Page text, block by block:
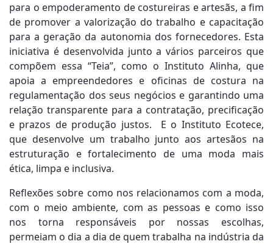
para o empoderamento de costureiras e artesãs, a fim
de promover a valorização do trabalho e capacitação
para a geração da autonomia dos fornecedores. Esta
iniciativa é desenvolvida junto a vários parceiros que
compõem essa “Teia”, como o Instituto Alinha, que
apoia a empreendedores e oficinas de costura na
regulamentação dos seus negócios e garantindo uma
relação transparente para a contratação, precificação
e prazos de produção justos. E o Instituto Ecotece,
que desenvolve um trabalho junto aos artesãos na
estruturação e fortalecimento de uma moda mais
ética, limpa e inclusiva.
Reflexões sobre como nos relacionamos com a moda,
com o meio ambiente, com as pessoas e como isso
nos torna responsáveis por nossas escolhas,
permeiam o dia a dia de quem trabalha na indústria da